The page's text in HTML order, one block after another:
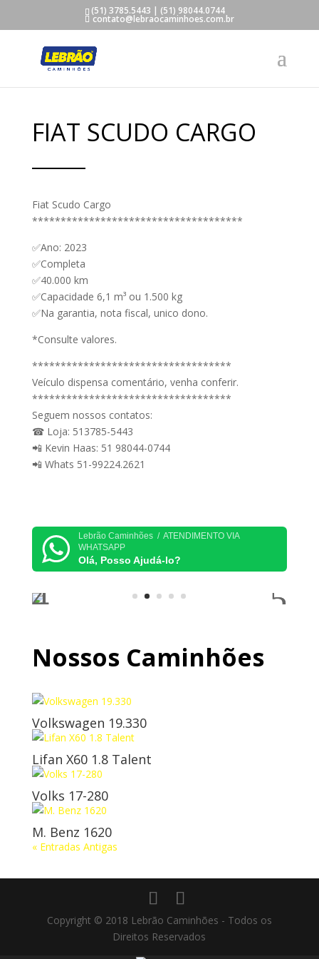
(51) 3785.5443 | (51) 98044.0744
contato@lebraocaminhoes.com.br
FIAT SCUDO CARGO
Fiat Scudo Cargo
*************************************
✅Ano: 2023
✅Completa
✅40.000 km
✅Capacidade 6,1 m³ ou 1.500 kg
✅Na garantia, nota fiscal, unico dono.
*Consulte valores.
***********************************
Veículo dispensa comentário, venha conferir.
***********************************
Seguem nossos contatos:
☎ Loja: 513785-5443
📲 Kevin Haas: 51 98044-0744
📲 Whats 51-99224.2621
Lebrão Caminhões / ATENDIMENTO VIA
WHATSAPP
Olá, Posso Ajudá-lo?
Nossos Caminhões
Volkswagen 19.330
Lifan X60 1.8 Talent
Volks 17-280
M. Benz 1620
« Entradas Antigas
Copyright © 2018 Lebrão Caminhões - Todos os
Direitos Reservados